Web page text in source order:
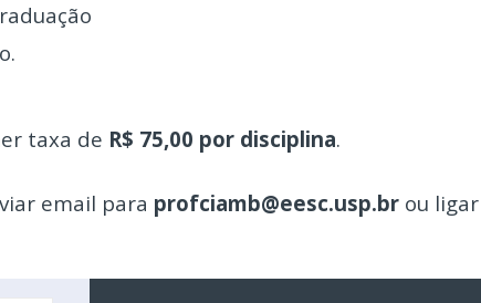
taxa de R$ 75,00 por disciplina.
email para profciamb@eesc.usp.br ou ligar